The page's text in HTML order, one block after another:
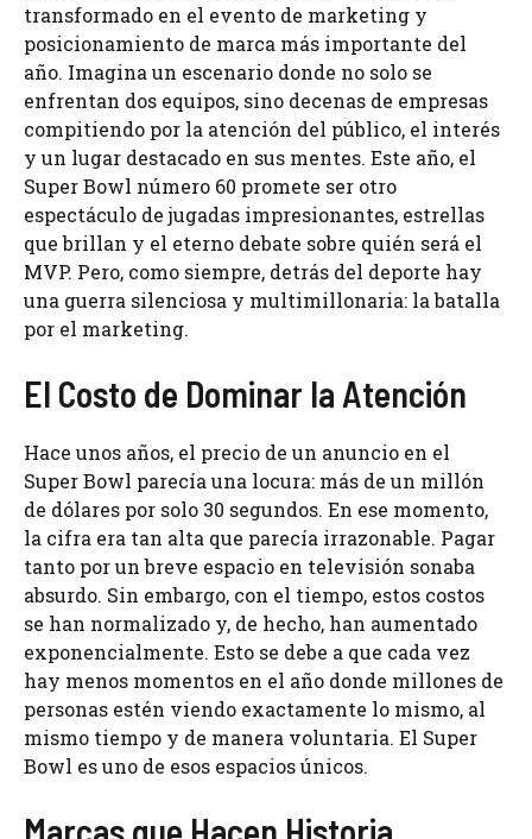
transformado en el evento de marketing y
posicionamiento de marca más importante del
año. Imagina un escenario donde no solo se
enfrentan dos equipos, sino decenas de empresas
compitiendo por la atención del público, el interés
y un lugar destacado en sus mentes. Este año, el
Super Bowl número 60 promete ser otro
espectáculo de jugadas impresionantes, estrellas
que brillan y el eterno debate sobre quién será el
MVP. Pero, como siempre, detrás del deporte hay
una guerra silenciosa y multimillonaria: la batalla
por el marketing.
El Costo de Dominar la Atención
Hace unos años, el precio de un anuncio en el
Super Bowl parecía una locura: más de un millón
de dólares por solo 30 segundos. En ese momento,
la cifra era tan alta que parecía irrazonable. Pagar
tanto por un breve espacio en televisión sonaba
absurdo. Sin embargo, con el tiempo, estos costos
se han normalizado y, de hecho, han aumentado
exponencialmente. Esto se debe a que cada vez
hay menos momentos en el año donde millones de
personas estén viendo exactamente lo mismo, al
mismo tiempo y de manera voluntaria. El Super
Bowl es uno de esos espacios únicos.